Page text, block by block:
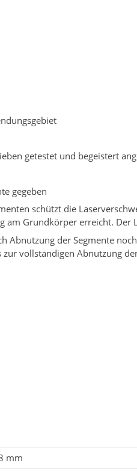
getestet und begeistert
gegeben
schützt die
am Grundkörper erreicht. Der
der Segmente
vollständigen Abnutzung
mm